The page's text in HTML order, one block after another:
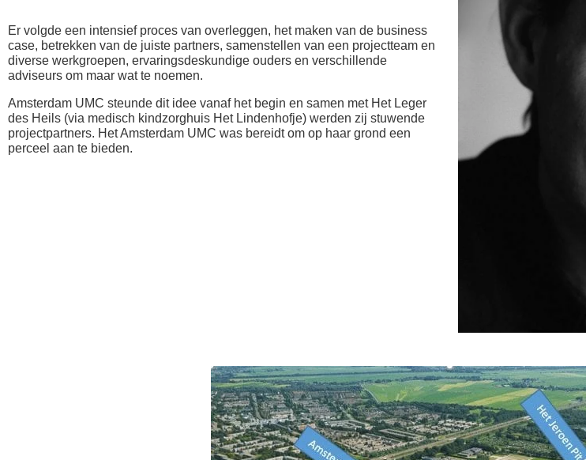
Er volgde een intensief proces van overleggen, het maken van de business
case, betrekken van de juiste partners, samenstellen van een projectteam en
diverse werkgroepen, ervaringsdeskundige ouders en verschillende
adviseurs om maar wat te noemen.
Amsterdam UMC steunde dit idee vanaf het begin en samen met Het Leger
des Heils (via medisch kindzorghuis Het Lindenhofje) werden zij stuwende
projectpartners. Het Amsterdam UMC was bereidt om op haar grond een
perceel aan te bieden.